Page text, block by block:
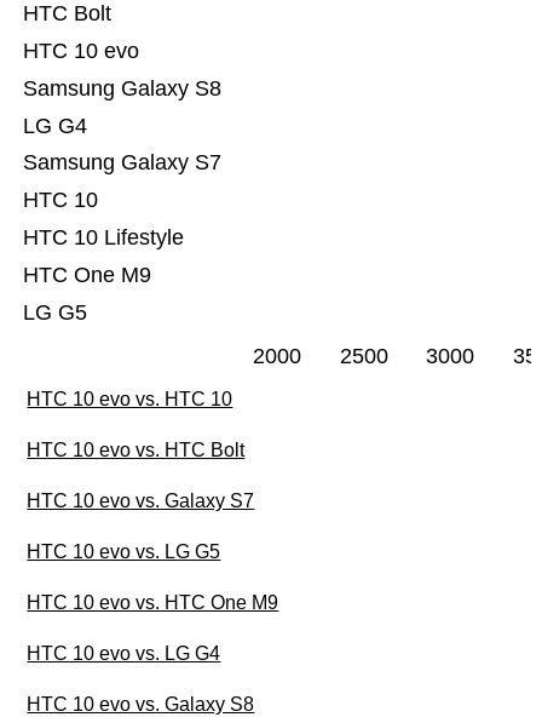
LG G5
HTC One M9
HTC 10 Lifestyle
HTC 10
Samsung Galaxy S7
LG G4
Samsung Galaxy S8
HTC 10 evo
HTC Bolt
2000 2500 3000
HTC 10 evo vs. HTC 10
HTC 10 evo vs. HTC Bolt
HTC 10 evo vs. Galaxy S7
HTC 10 evo vs. LG G5
HTC 10 evo vs. HTC One M9
HTC 10 evo vs. LG G4
HTC 10 evo vs. Galaxy S8